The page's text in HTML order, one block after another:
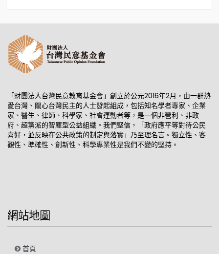
「財團法人台灣民意教育基金會」創立於公元2016年2月，由一群熱
愛台灣、關心台灣民主的人士發起組成，包括知名學者專家、企業
家、醫生、律師、科學家、社會運動者等，是一個非營利、非政
府、超黨派的智庫型公益組織。我們堅信，「政府應平等對待公民
喜好，並反映在公共政策的制定與落實」乃至理名言。獨立性、客
觀性、準確性、創新性、科學專業性是我們不變的堅持。
網站地圖
首頁